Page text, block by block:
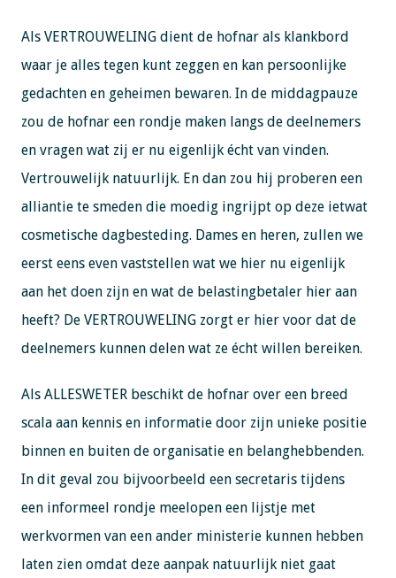
Als VERTROUWELING dient de hofnar als klankbord
waar je alles tegen kunt zeggen en kan persoonlijke
gedachten en geheimen bewaren. In de middagpauze
zou de hofnar een rondje maken langs de deelnemers
en vragen wat zij er nu eigenlijk écht van vinden.
Vertrouwelijk natuurlijk. En dan zou hij proberen een
alliantie te smeden die moedig ingrijpt op deze ietwat
cosmetische dagbesteding. Dames en heren, zullen we
eerst eens even vaststellen wat we hier nu eigenlijk
aan het doen zijn en wat de belastingbetaler hier aan
heeft? De VERTROUWELING zorgt er hier voor dat de
deelnemers kunnen delen wat ze écht willen bereiken.
Als ALLESWETER beschikt de hofnar over een breed
scala aan kennis en informatie door zijn unieke positie
binnen en buiten de organisatie en belanghebbenden.
In dit geval zou bijvoorbeeld een secretaris tijdens
een informeel rondje meelopen een lijstje met
werkvormen van een ander ministerie kunnen hebben
laten zien omdat deze aanpak natuurlijk niet gaat